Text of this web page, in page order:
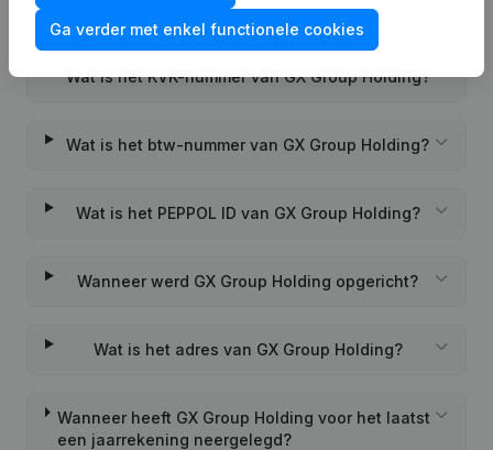
Veelgestelde vragen
Wat is het KVK-nummer van GX Group Holding?
Wat is het btw-nummer van GX Group Holding?
Wat is het PEPPOL ID van GX Group Holding?
Wanneer werd GX Group Holding opgericht?
Wat is het adres van GX Group Holding?
Wanneer heeft GX Group Holding voor het laatst
een jaarrekening neergelegd?
Ga verder met enkel functionele cookies